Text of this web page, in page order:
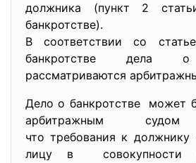
должника (пункт 2
банкротстве).
В соответствии со
банкротстве дела о
рассматриваются
Дело о банкротстве может
арбитражным судом
что требования к
лицу в совокупности